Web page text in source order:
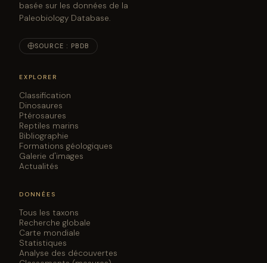
basée sur les données de la
Paleobiology Database.
SOURCE : PBDB
EXPLORER
Classification
Dinosaures
Ptérosaures
Reptiles marins
Bibliographie
Formations géologiques
Galerie d'images
Actualités
DONNÉES
Tous les taxons
Recherche globale
Carte mondiale
Statistiques
Analyse des découvertes